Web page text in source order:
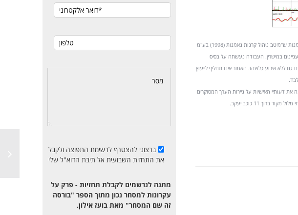
תטא 1 הינה חברה מנהלת תיקים העוסקת בשיווק השקעות (ולא בייעוץ השקעות) ויש לה זיקה לקרנות נאמנות ש"מיטב ניהול קרנות נאמנות (1998) בע"מ
במישרין. העבודה נעשתה על בסיס
גם ללא אירוע כלשהו. האמור אינו תחליף לייעוץ
משקפות נאמנה את דעותיי האישיות על ניירות הערך המסוקרים
11 כוכב יעקב.
ברצוני להצטרף לרשימת התפוצה ולקבל
את התחזית השבועית אל תיבת הדוא"ל שלי
מתנה לנרשמים לקבלת תחזיות - פרק על
עקרונות למסחר נכון מתוך הספר "בורסה
זה שם המסחר" מאת בועז אילון.